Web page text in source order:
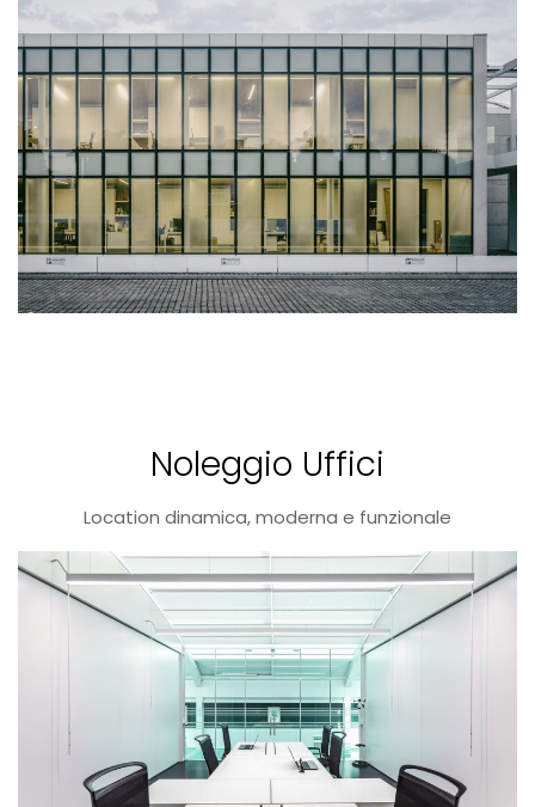
Noleggio Uffici
Location dinamica, moderna e funzionale